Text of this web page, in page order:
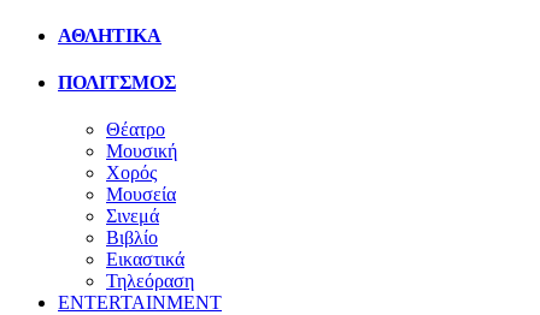
ΑΘΛΗΤΙΚΑ
ΠΟΛΙΤΣΜΟΣ
Θέατρο
Μουσική
Χορός
Μουσεία
Σινεμά
Βιβλίο
Εικαστικά
Τηλεόραση
ENTERTAINMENT